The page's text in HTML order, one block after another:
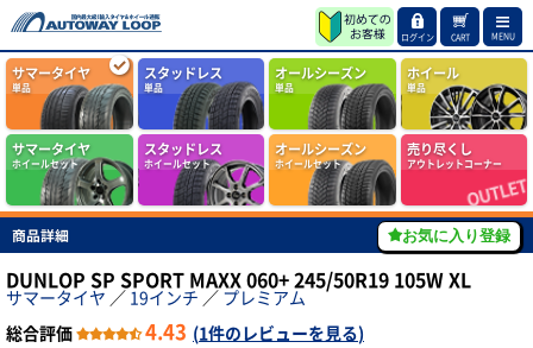
ログイン CART MENU
サマータイヤ
単品
スタッドレス
単品
オールシーズン
単品
ホイール
単品
サマータイヤ
ホイールセット
スタッドレス
ホイールセット
オールシーズン
ホイールセット
売り尽くし
アウトレットコーナー
商品詳細 お気に入り登録
DUNLOP SP SPORT MAXX 060+ 245/50R19 105W XL
サマータイヤ ／ 19インチ ／ プレミアム
総合評価
4.43 (1件のレビューを見る)